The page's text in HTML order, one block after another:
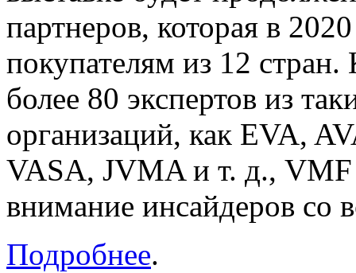
партнеров, которая в
покупателям из 12
более 80 экспертов из
организаций, как EVA,
VASA, JVMA и т. д., VMF
внимание инсайдеров со
Подробнее.